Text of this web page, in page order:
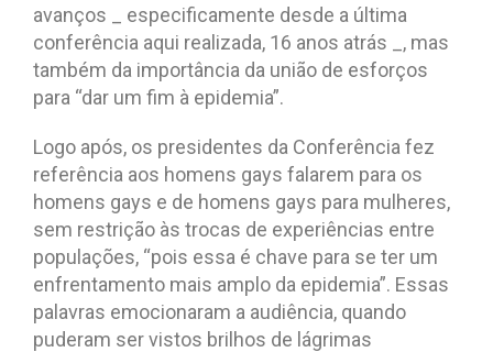
avanços _ especificamente desde a última
conferência aqui realizada, 16 anos atrás _, mas
também da importância da união de esforços
para “dar um fim à epidemia”.
Logo após, os presidentes da Conferência fez
referência aos homens gays falarem para os
homens gays e de homens gays para mulheres,
sem restrição às trocas de experiências entre
populações, “pois essa é chave para se ter um
enfrentamento mais amplo da epidemia”. Essas
palavras emocionaram a audiência, quando
puderam ser vistos brilhos de lágrimas